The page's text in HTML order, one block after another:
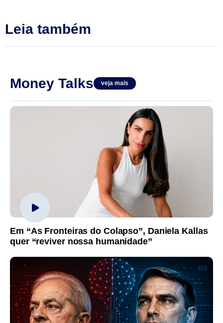
Leia também
Money Talks veja mais
Em “As Fronteiras do Colapso”, Daniela Kallas
quer “reviver nossa humanidade”